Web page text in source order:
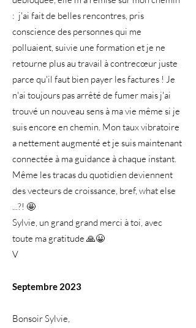
: j'ai fait de belles rencontres, pris
conscience des personnes qui me
polluaient, suivie une formation et je ne
retourne plus au travail à contrecœur juste
parce qu'il faut bien payer les factures ! Je
n'ai toujours pas arrêté de fumer mais j'ai
trouvé un nouveau sens à ma vie même si je
suis encore en chemin. Mon taux vibratoire
a nettement augmenté et je suis maintenant
connectée à ma guidance à chaque instant.
Même les tracas du quotidien deviennent
des vecteurs de croissance, bref, what else
...?! 🤩
Sylvie, un grand grand merci à toi, avec
toute ma gratitude 🙏😀
V
Septembre 2023
Bonsoir Sylvie,